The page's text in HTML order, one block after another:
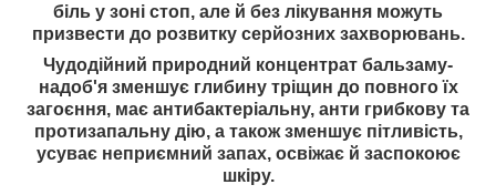
біль у зоні стоп, але й без лікування можуть
призвести до розвитку серйозних захворювань.
Чудодійний природний концентрат бальзаму-
надоб'я зменшує глибину тріщин до повного їх
загоєння, має антибактеріальну, анти грибкову та
протизапальну дію, а також зменшує пітливість,
усуває неприємний запах, освіжає й заспокоює
шкіру.